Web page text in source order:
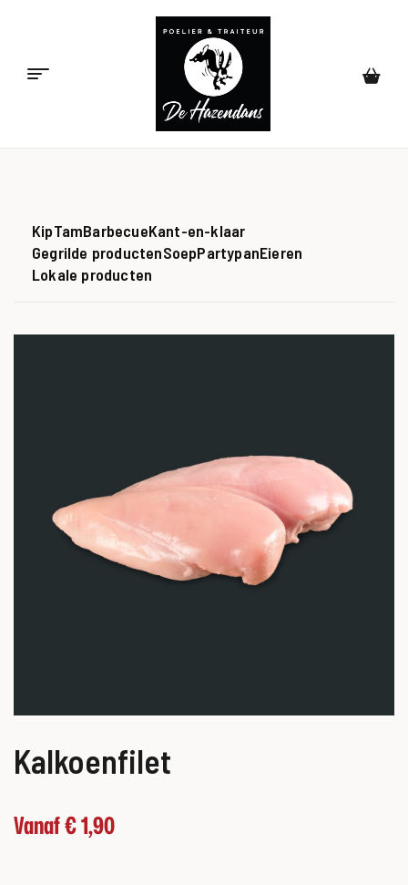
Poelier
Traiteur
Hazendans
KipTamBarbecueKant-en-klaar
Gegrilde productenSoepPartypanEieren
Lokale producten
Kalkoenfilet
Vanaf€1,90